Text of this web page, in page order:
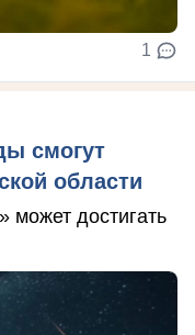
1
смогут
области
может достигать